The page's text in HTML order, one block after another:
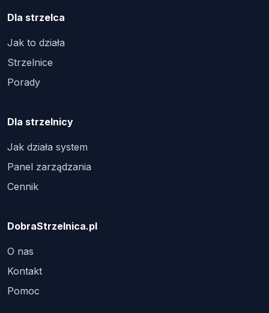
Dla strzelca
Jak to działa
Strzelnice
Porady
Dla strzelnicy
Jak działa system
Panel zarządzania
Cennik
DobraStrzelnica.pl
O nas
Kontakt
Pomoc